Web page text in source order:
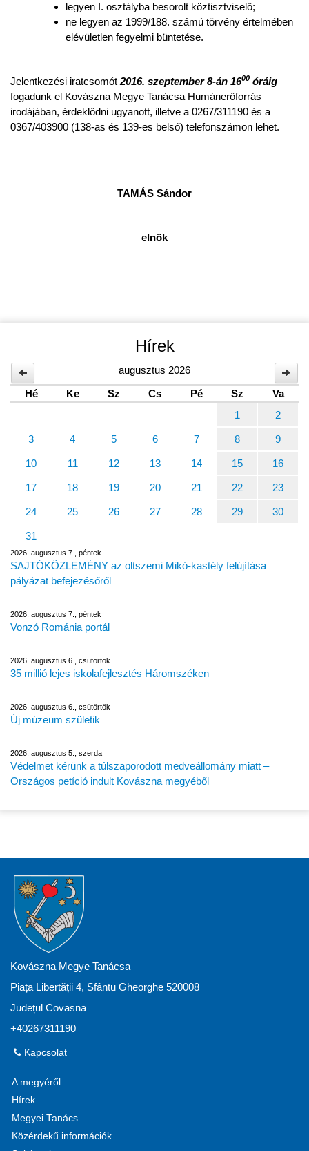
legyen I. osztályba besorolt köztisztviselő;
ne legyen az 1999/188. számú törvény értelmében
elévületlen fegyelmi büntetése.
Jelentkezési iratcsomót 2016. szeptember 8-án 1600 óráig
fogadunk el Kovászna Megye Tanácsa Humánerőforrás
irodájában, érdeklődni ugyanott, illetve a 0267/311190 és a
0367/403900 (138-as és 139-es belső) telefonszámon lehet.
TAMÁS Sándor
elnök
Hírek
augusztus 2026
Hé
Ke Sz Cs Pé Sz
Va
1
2
3 4 5 6 7 8 9
10 11 12 13 14 15 16
17 18 19 20 21 22 23
24 25 26 27 28 29 30
31
2026. augusztus 7., péntek
SAJTÓKÖZLEMÉNY az oltszemi Mikó-kastély felújítása
pályázat befejezésőről
2026. augusztus 7., péntek
Vonzó Románia portál
2026. augusztus 6., csütörtök
35 millió lejes iskolafejlesztés Háromszéken
2026. augusztus 6., csütörtök
Új múzeum születik
2026. augusztus 5., szerda
Védelmet kérünk a túlszaporodott medveállomány miatt –
Országos petíció indult Kovászna megyéből
Kovászna Megye Tanácsa
Piața Libertății 4, Sfântu Gheorghe 520008
Județul Covasna
+40267311190
Kapcsolat
A megyéről
Hírek
Megyei Tanács
Közérdekű információk